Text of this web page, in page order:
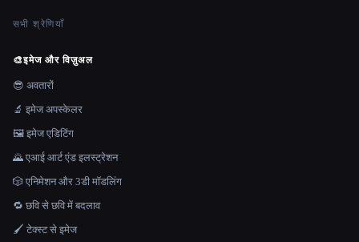
सभी श्रेणियाँ
🎨इमेज और विज़ुअल
😎 अवतारों
🔬 इमेज अपस्केलर
🖼️ इमेज एडिटिंग
🌄 एआई आर्ट एंड इलस्ट्रेशन
🎲 एनिमेशन और 3डी मॉडलिंग
🔁 छवि से छवि में बदलाव
🖌️ टेक्स्ट से इमेज